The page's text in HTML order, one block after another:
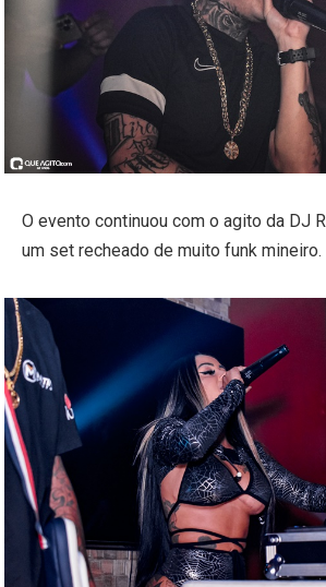
O evento continuou com o agito da DJ
um set recheado de muito funk mineiro.